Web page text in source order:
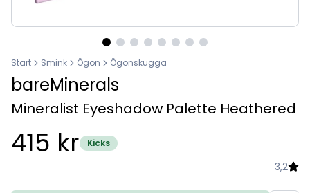
Start Smink Ögon Ögonskugga
bareMinerals
Mineralist Eyeshadow Palette Heathered
415 kr Kicks
3,2